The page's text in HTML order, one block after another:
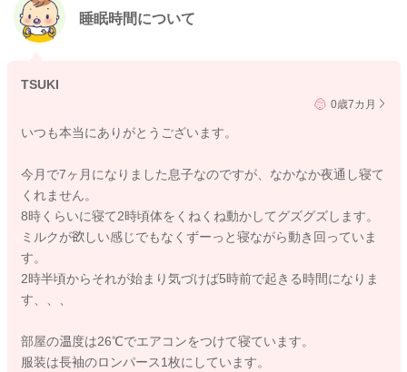
睡眠時間について
TSUKI
0歳7カ月
いつも本当にありがとうございます。
今月で7ヶ月になりました息子なのですが、なかなか夜通し寝て
くれません。
8時くらいに寝て2時頃体をくねくね動かしてグズグズします。
ミルクが欲しい感じでもなくずーっと寝ながら動き回っていま
す。
2時半頃からそれが始まり気づけば5時前で起きる時間になりま
す、、、
部屋の温度は26℃でエアコンをつけて寝ています。
服装は長袖のロンパース1枚にしています。